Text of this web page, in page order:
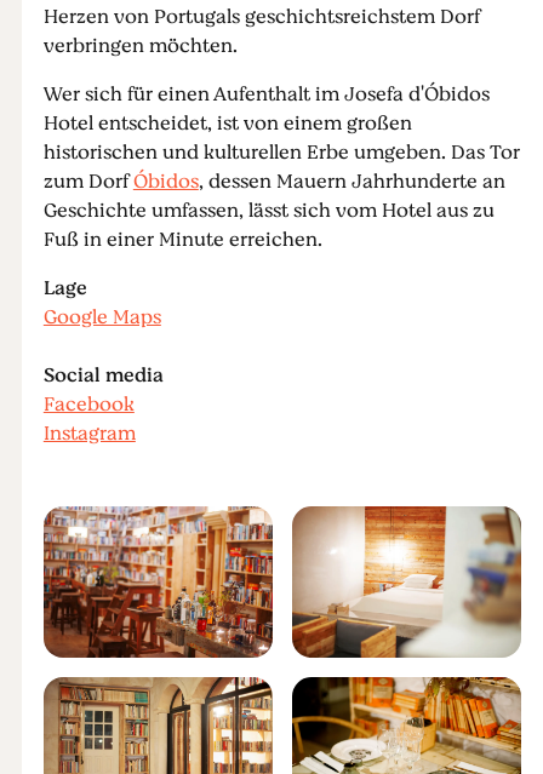
Herzen von Portugals geschichtsreichstem Dorf
verbringen möchten.
Wer sich für einen Aufenthalt im Josefa d'Óbidos
Hotel entscheidet, ist von einem großen
historischen und kulturellen Erbe umgeben. Das Tor
zum DorfÓbidos, dessen Mauern Jahrhunderte an
Geschichte umfassen, lässt sich vom Hotel aus zu
Fuß in einer Minute erreichen.
Lage
Google Maps
Social media
Facebook
Instagram